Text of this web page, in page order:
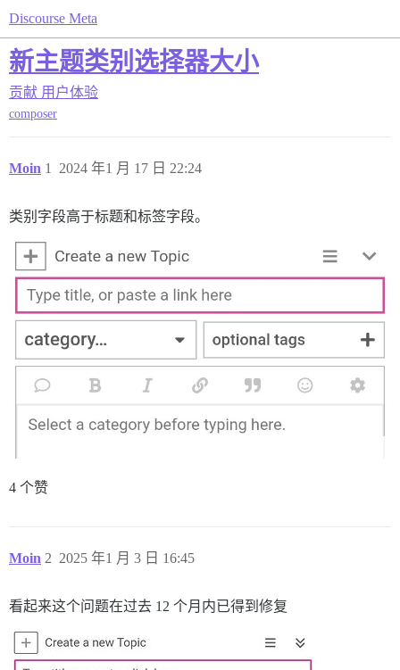
Discourse Meta
新主题类别选择器大小
贡献 用户体验
composer
Moin 2024 年1 月 17 日 22:24
1
类别字段高于标题和标签字段。
4 个赞
Moin 2025 年1 月 3 日 16:45
2
看起来这个问题在过去 12 个月内已得到修复